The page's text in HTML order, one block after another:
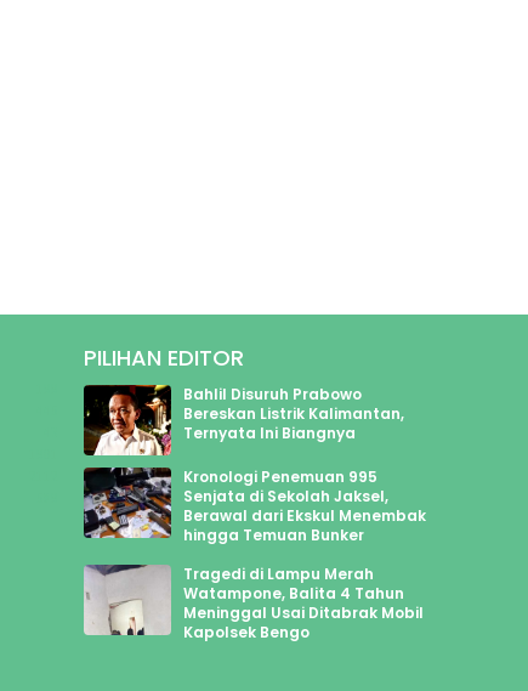
PILIHAN EDITOR
Bahlil Disuruh Prabowo
Bereskan Listrik Kalimantan,
Ternyata Ini Biangnya
Kronologi Penemuan 995
Senjata di Sekolah Jaksel,
Berawal dari Ekskul Menembak
hingga Temuan Bunker
Tragedi di Lampu Merah
Watampone, Balita 4 Tahun
Meninggal Usai Ditabrak Mobil
Kapolsek Bengo